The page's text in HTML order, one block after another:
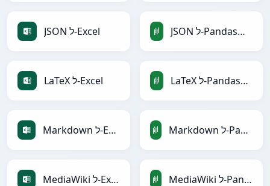
JSON ל-Excel JSON ל-PandasDataFrame
LaTeX ל-Excel LaTeX ל-PandasDataFrame
Markdown ל-Excel Markdown ל-PandasDataFrame
MediaWiki ל-Excel MediaWiki ל-PandasDataFrame